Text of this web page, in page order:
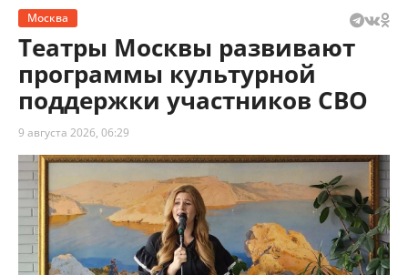
Москва
Театры Москвы развивают
программы культурной
поддержки участников СВО
9 августа 2026, 06:29